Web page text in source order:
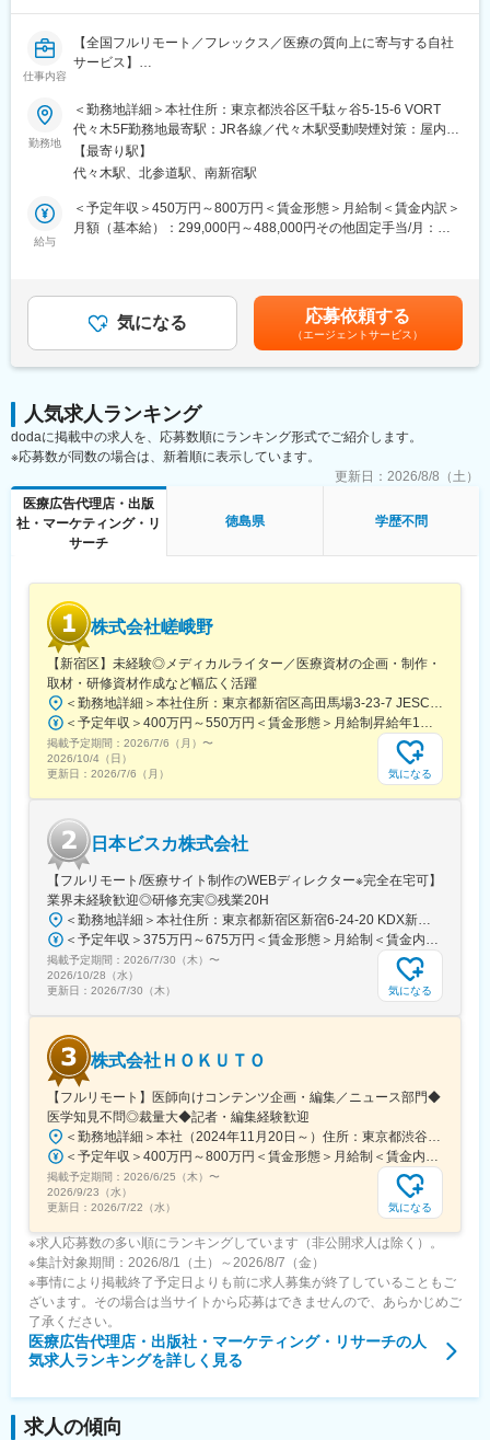
方の歯の悩みを解決したいとブランドを育ててきた結果、既に10
万人以上の患者様が笑顔になるお手伝いをしてきました。
2022年6月にマーケティングに特化した子会社である
SheepMedical Technologies株式会社を設立、また同年9月にはク
設立し、キレイライン矯正だけにとどまらず幅広い歯科の領域で
患者様を笑顔にするサービスを展開しております。
変更の範囲：会社の定める業務
仕事内容
【全国フルリモート／フレックス／医療の質向上に寄与する自社
サービス】
医師専用Webサービス・アプリを運営する当社にて、「ヒポク
ラ」のUI/UXデザイナーをお任せします。
■業務内容：
医師という専門性の高いユーザーに向き合い、プロダクト・マー
ケティング・ブランディングまで横断的に関わることができま
す。PM・開発ディレクター・エンジニアと連携しながら、UI/UX
っていただきたいと考えています。
・HTMLメールや広告バナー・SNS画像などWEBマーケティング
に必要なデザイン
・学会で配るチラシやリーフレット・会員獲得のためのダイレク
■働き方
残業時間は10～20時間程とワークライフバランスを整えやすい環
四半期に一回程度の対面で会うキックオフの機会もご用意してお
ります。
■当社について：
当社は、「テクノロジーの力で人々の健康寿命を延ばす」ことを
理念に掲げ、医師専用のWebサービスやアプリを展開していま
す。
当社が提供する「ヒポクラ」は、約70,000人以上の医師が参加す
ンライン医局”として多くの医師に活用されています。
コミュニティを通じて、医師は他の専門領域の知見を得たり、診
療の選択肢を広げたりすることができ、結果的に患者さんにより
良い医療を届けることにつながっています。単なる情報共有にと
どまらず、医師同士の相互支援を通じて臨床力とモチベーション
を高める仕組みを提供している点が、当社サービスの大きな強み
となっています。
勤務地
＜勤務地詳細＞本社住所：東京都渋谷区千駄ヶ谷5-15-6 VORT
代々木5F勤務地最寄駅：JR各線／代々木駅受動喫煙対策：屋内全
面禁煙変更の範囲：会社の定める事業所（リモートワーク含む）
【最寄り駅】
代々木駅、北参道駅、南新宿駅
給与
＜予定年収＞450万円～800万円＜賃金形態＞月給制＜賃金内訳＞
月額（基本給）：299,000円～488,000円その他固定手当/月：
残業手当＞有＜給与補足＞■上記「その他固定手当」：在宅勤務手
当賃金はあくまでも目安の金額であり、選考を通じて上下する可
能性があります。月給(月額)は固定手当を含めた表記です。
気になる 応募依頼する
（エージェントサービス）
人気求人ランキング
dodaに掲載中の求人を、応募数順にランキング形式でご紹介します。
※応募数が同数の場合は、新着順に表示しています。
更新日： 2026/8/8（土）
医療広告代理店・出版
社・マーケティング・リ
サーチ
徳島県 学歴不問
株式会社嵯峨野
【新宿区】未経験◎メディカルライター／医療資材の企画・制作・
取材・研修資材作成など幅広く活躍
＜勤務地詳細＞本社住所：東京都新宿区高田馬場3-23-7 JESCO高田馬場3F受動喫煙対策：屋内全面禁煙変更の範囲：会社の定める事業所（リモートワーク含む）
＜予定年収＞400万円～550万円＜賃金形態＞月給制昇給年1回、賞与年2回（実績）＜賃金内訳＞月額（基本給）：250,000円～350,000円＜月給＞250,000円～350,000円＜昇給有無＞有＜残業手当＞有＜給与補足＞経験・能力を考慮して決定します賃金はあくまでも目安の金額であり、選考を通じて上下する可能性があります。月給(月額)は固定手当を含めた表記です。
掲載予定期間： 2026/7/6（月） 〜
2026/10/4（日）
更新日： 2026/7/6（月） 気になる
日本ビスカ株式会社
【フルリモート/医療サイト制作のWEBディレクター※完全在宅可】
業界未経験歓迎◎研修充実◎残業20H
＜勤務地詳細＞本社住所：東京都新宿区新宿6-24-20 KDX新宿6丁目ビル10F勤務地最寄駅：都営大江戸線、東京メトロ副都心線／東新宿駅受動喫煙対策：屋内全面禁煙変更の範囲：会社の定める事業所（リモートワーク含む）
＜予定年収＞375万円～675万円＜賃金形態＞月給制＜賃金内訳＞月額（基本給）：250,000円～450,000円＜月給＞250,000円～450,000円＜昇給有無＞有＜残業手当＞有＜給与補足＞■賞与：年2回※25年度実績4.08ヶ月分■昇給：年1回賃金はあくまでも目安の金額であり、選考を通じて上下する可能性があります。月給(月額)は固定手当を含めた表記です。
掲載予定期間： 2026/7/30（木） 〜
2026/10/28（水）
更新日： 2026/7/30（木） 気になる
株式会社ＨＯＫＵＴＯ
【フルリモート】医師向けコンテンツ企画・編集／ニュース部門◆
医学知見不問◎裁量大◆記者・編集経験歓迎
＜勤務地詳細＞本社（2024年11月20日～）住所：東京都渋谷区渋谷一丁目12番2 クロスオフィス渋谷311受動喫煙対策：屋内全面禁煙変更の範囲：会社の定める事業所（リモートワーク含む）
＜予定年収＞400万円～800万円＜賃金形態＞月給制＜賃金内訳＞月額（基本給）：241,565円～483,130円固定残業手当/月：91,768円～183,536円（固定残業時間45時間0分/月）超過した時間外労働の残業手当は追加支給＜月給＞333,333円～666,666円（一律手当を含む）＜昇給有無＞有＜残業手当＞有＜給与補足＞※実績やご経験、スキルを考慮し、当社規定に基づいて決定します。賃金はあくまでも目安の金額であり、選考を通じて上下する可能性があります。月給(月額)は固定手当を含めた表記です。
掲載予定期間： 2026/6/25（木） 〜
2026/9/23（水）
更新日： 2026/7/22（水） 気になる
※求人応募数の多い順にランキングしています（非公開求人は除く）。
※集計対象期間：2026/8/1（土）～2026/8/7（金）
※事情により掲載終了予定日よりも前に求人募集が終了していることもご
ざいます。その場合は当サイトから応募はできませんので、あらかじめご
了承ください。
医療広告代理店・出版社・マーケティング・リサーチの人
気求人ランキングを詳しく見る
求人の傾向